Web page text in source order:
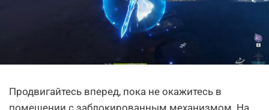
Продвигайтесь вперед, пока не окажитесь в
помещении с заблокированным механизмом. На